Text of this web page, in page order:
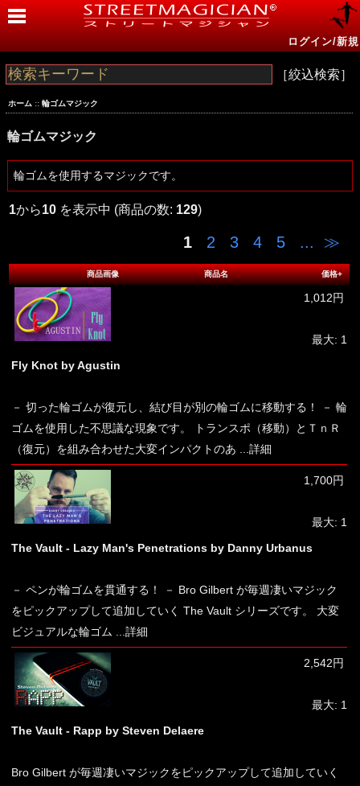
ログイン/新規
［絞込検索］
ホーム :: 輪ゴムマジック
輪ゴムマジック
輪ゴムを使用するマジックです。
1から10 を表示中 (商品の数: 129)
1 2 3 4 5 ... ≫
商品画像 商品名 価格+
1,012円
最大: 1
Fly Knot by Agustin
－ 切った輪ゴムが復元し、結び目が別の輪ゴムに移動する！ － 輪
ゴムを使用した不思議な現象です。 トランスポ（移動）とＴｎＲ
（復元）を組み合わせた大変インパクトのあ ...詳細
1,700円
最大: 1
The Vault - Lazy Man's Penetrations by Danny Urbanus
－ ペンが輪ゴムを貫通する！ － Bro Gilbert が毎週凄いマジック
をピックアップして追加していく The Vault シリーズです。 大変
ビジュアルな輪ゴム ...詳細
2,542円
最大: 1
The Vault - Rapp by Steven Delaere
Bro Gilbert が毎週凄いマジックをピックアップして追加していく